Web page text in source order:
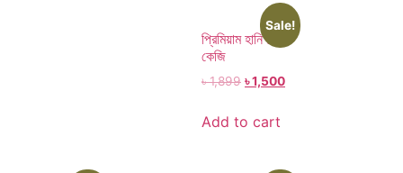
Sale!
প্রিমিয়াম হানি ১
কেজি
৳1,899 ৳1,500
Add to cart